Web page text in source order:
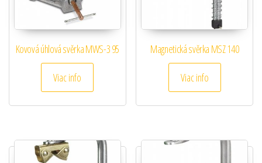
Kovová úhlová svěrka MWS-3 95
Viac info
Magnetická svěrka MSZ 140
Viac info